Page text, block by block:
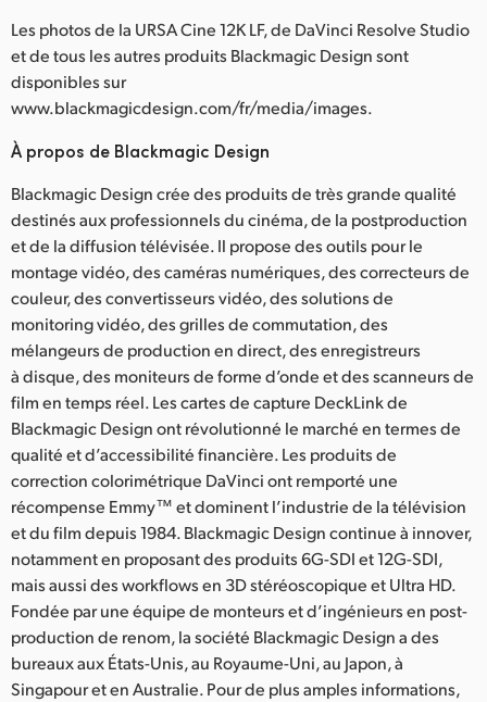
Les photos de la URSA Cine 12K LF, de DaVinci Resolve Studio
et de tous les autres produits Blackmagic Design sont
disponibles sur
www.blackmagicdesign.com/fr/media/images.
À propos de Blackmagic Design
Blackmagic Design crée des produits de très grande qualité
destinés aux professionnels du cinéma, de la postproduction
et de la diffusion télévisée. Il propose des outils pour le
montage vidéo, des caméras numériques, des correcteurs de
couleur, des convertisseurs vidéo, des solutions de
monitoring vidéo, des grilles de commutation, des
mélangeurs de production en direct, des enregistreurs
à disque, des moniteurs de forme d’onde et des scanneurs de
film en temps réel. Les cartes de capture DeckLink de
Blackmagic Design ont révolutionné le marché en termes de
qualité et d’accessibilité financière. Les produits de
correction colorimétrique DaVinci ont remporté une
récompense Emmy™ et dominent l’industrie de la télévision
et du film depuis 1984. Blackmagic Design continue à innover,
notamment en proposant des produits 6G-SDI et 12G-SDI,
mais aussi des workflows en 3D stéréoscopique et Ultra HD.
Fondée par une équipe de monteurs et d’ingénieurs en post-
production de renom, la société Blackmagic Design a des
bureaux aux États-Unis, au Royaume-Uni, au Japon, à
Singapour et en Australie. Pour de plus amples informations,